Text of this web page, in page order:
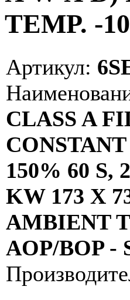
TEMP. -
Артикул:
CLASS A
150% 60 S,
KW 173 X
AMBIENT
AOP/BOP -